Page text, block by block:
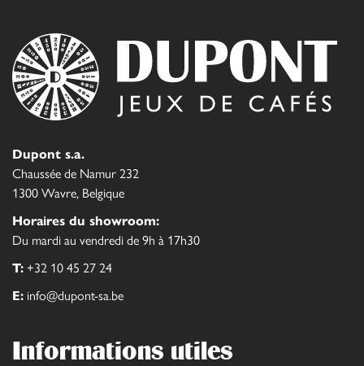
Dupont s.a.
Chaussée de Namur 232
1300 Wavre, Belgique
Horaires du showroom:
Du mardi au vendredi de 9h à 17h30
T: +32 10 45 27 24
E: info@dupont-sa.be
Informations utiles